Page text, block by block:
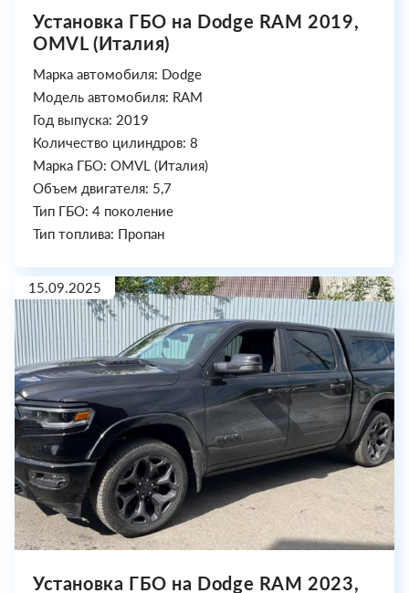
Установка ГБО на Dodge RAM 2019,
OMVL (Италия)
Марка автомобиля: Dodge
Модель автомобиля: RAM
Год выпуска: 2019
Количество цилиндров: 8
Марка ГБО: OMVL (Италия)
Объем двигателя: 5,7
Тип ГБО: 4 поколение
Тип топлива: Пропан
15.09.2025
Установка ГБО на Dodge RAM 2023,